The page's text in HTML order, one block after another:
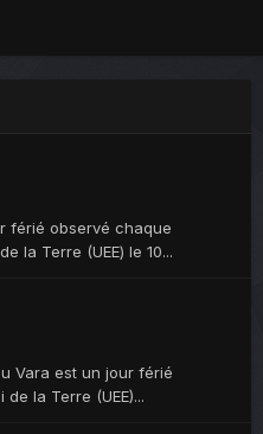
férié observé chaque
la Terre (UEE) le 10...
Vara est un jour férié
la Terre (UEE)...